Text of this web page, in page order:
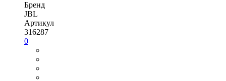
Бренд
JBL
Артикул
316287
0